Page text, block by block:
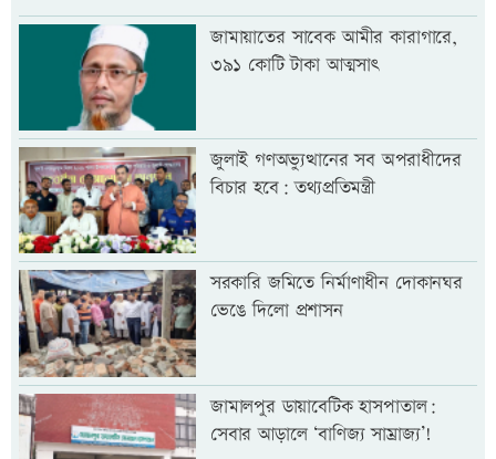
জামায়াতের সাবেক আমীর কারাগারে,
৩৯১ কোটি টাকা আত্মসাৎ
জুলাই গণঅভ্যুত্থানের সব অপরাধীদের
বিচার হবে: তথ্যপ্রতিমন্ত্রী
সরকারি জমিতে নির্মাণাধীন দোকানঘর
ভেঙে দিলো প্রশাসন
জামালপুর ডায়াবেটিক হাসপাতাল:
সেবার আড়ালে ‘বাণিজ্য সাম্রাজ্য’!